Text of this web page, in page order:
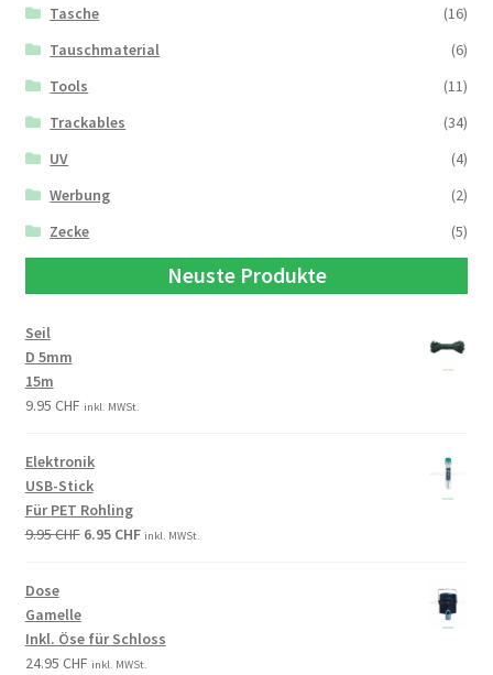
Tasche
(16)
Tauschmaterial
(6)
Tools
(11)
Trackables
(34)
UV
(4)
Werbung
(2)
Zecke
(5)
Neuste Produkte
Seil
D 5mm
15m
9.95 CHF inkl. MWSt.
Elektronik
USB-Stick
Für PET Rohling
9.95CHF 6.95 CHF inkl. MWSt.
Dose
Gamelle
Inkl. Öse für Schloss
24.95 CHF inkl. MWSt.